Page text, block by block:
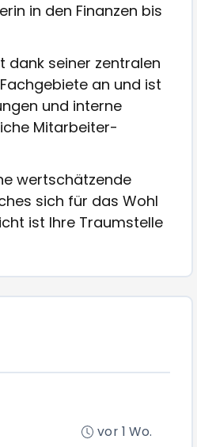
in den Finanzen bis
dank seiner zentralen
an und ist
und interne
Mitarbeiter-
wertschätzende
sich für das Wohl
ist Ihre Traumstelle
vor 1 Wo.